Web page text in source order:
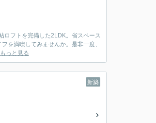
ロフトを完備した2LDK。省スペース
を満喫してみませんか。是非一度、
もっと見る
新築